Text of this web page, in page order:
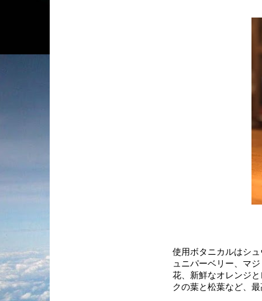
使用ボタニカルはシ
ュニパーベリー、マ
花、新鮮なオレンジ
クの葉と松葉など、